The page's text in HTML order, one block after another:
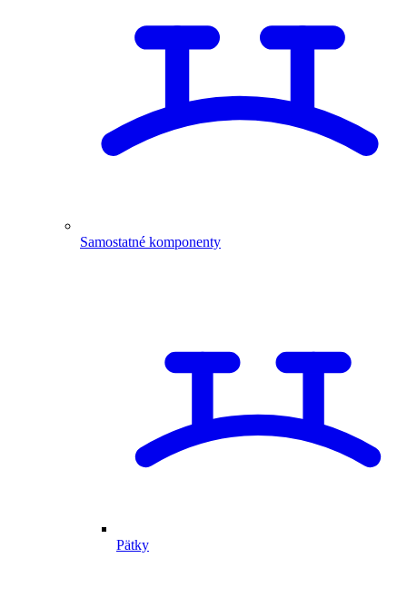
Samostatné komponenty
Pätky